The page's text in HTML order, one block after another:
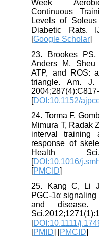
Week
Continuous
Levels of
Diabetic Rats.
[Google Scholar
23. Brookes
Anders M,
ATP, and ROS:
triangle. Am.
[DOI:10.1152/
24. Torma F,
Mimura T,
interval
response of
Health
[DOI:10.1016/
[PMCID
25. Kang C, Li
PGC‐1α
and
[DOI:10.1111/
[PMID] [PMCID